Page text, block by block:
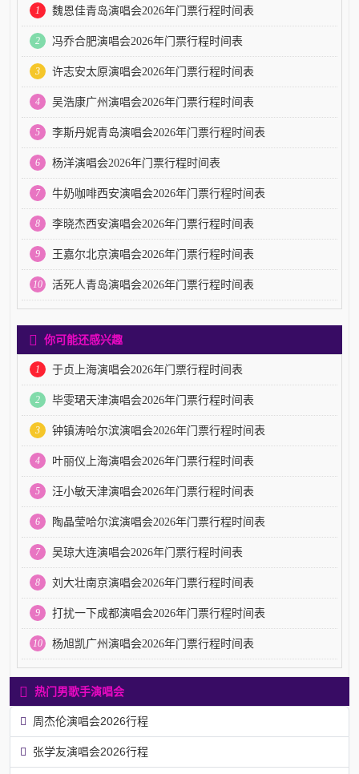
1 魏恩佳青岛演唱会2026年门票行程时间表
2 冯乔合肥演唱会2026年门票行程时间表
3 许志安太原演唱会2026年门票行程时间表
4 吴浩康广州演唱会2026年门票行程时间表
5 李斯丹妮青岛演唱会2026年门票行程时间表
6 杨洋演唱会2026年门票行程时间表
7 牛奶咖啡西安演唱会2026年门票行程时间表
8 李晓杰西安演唱会2026年门票行程时间表
9 王嘉尔北京演唱会2026年门票行程时间表
10 活死人青岛演唱会2026年门票行程时间表
你可能还感兴趣
1 于贞上海演唱会2026年门票行程时间表
2 毕雯珺天津演唱会2026年门票行程时间表
3 钟镇涛哈尔滨演唱会2026年门票行程时间表
4 叶丽仪上海演唱会2026年门票行程时间表
5 汪小敏天津演唱会2026年门票行程时间表
6 陶晶莹哈尔滨演唱会2026年门票行程时间表
7 吴琼大连演唱会2026年门票行程时间表
8 刘大壮南京演唱会2026年门票行程时间表
9 打扰一下成都演唱会2026年门票行程时间表
10 杨旭凯广州演唱会2026年门票行程时间表
热门男歌手演唱会
周杰伦演唱会2026行程
张学友演唱会2026行程